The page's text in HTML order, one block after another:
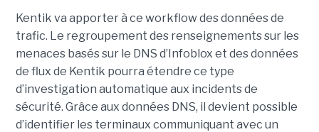
Kentik va apporter à ce workflow des données de
trafic. Le regroupement des renseignements sur les
menaces basés sur le DNS d’Infoblox et des données
de flux de Kentik pourra étendre ce type
d’investigation automatique aux incidents de
sécurité. Grâce aux données DNS, il devient possible
d’identifier les terminaux communiquant avec un